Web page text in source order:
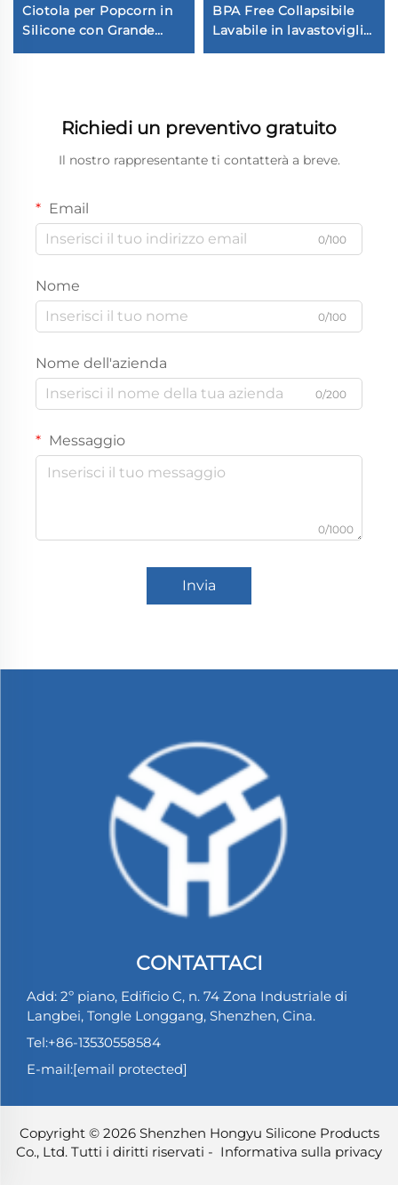
Ciotola per Popcorn in
Silicone con Grande
Capacità, Portatile,
BPA Free Collapsibile
Lavabile in lavastoviglie
Reutilizzabile Ecologica
Richiedi un preventivo gratuito
Il nostro rappresentante ti contatterà a breve.
Email
0/100
Nome
0/100
Nome dell'azienda
0/200
Messaggio
0/1000
Invia
CONTATTACI
Add: 2º piano, Edificio C, n. 74 Zona Industriale di
Langbei, Tongle Longgang, Shenzhen, Cina.
Tel:+86-13530558584
E-mail:[email protected]
Copyright © 2026 Shenzhen Hongyu Silicone Products
Co., Ltd. Tutti i diritti riservati - Informativa sulla privacy